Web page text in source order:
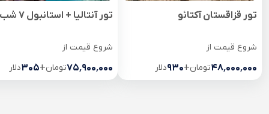
تور قزاقستان آکتائو
شروع قیمت از
۴۸٬۰۰۰٬۰۰۰تومان+۹۳۰دلار
تور آنتالیا + استانبول 7 شب
شروع قیمت از
۷۵٬۹۰۰٬۰۰۰تومان+۳۰۵دلار